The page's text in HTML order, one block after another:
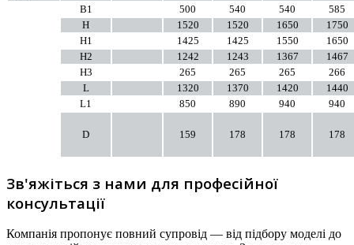
B1 500 540 540
585
H
1520 1520 1650
1750
H1
1425 1425 1550
1650
Н2
1242 1243 1367
1467
Н3
265 265 265
266
L
1320 1370 1420
1440
L1
850 890 940 940
D 159 178 178 178
Зв'яжіться з нами для професійної
консультації
Компанія пропонує повний супровід — від підбору моделі до